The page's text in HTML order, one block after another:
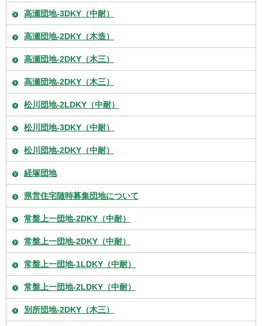
高瀬団地-3DKY（中耐）
高瀬団地-2DKY（木造）
高瀬団地-2DKY（木三）
高瀬団地-2DKY（木三）
松川団地-2LDKY（中耐）
松川団地-3DKY（中耐）
松川団地-2DKY（中耐）
経塚団地
県営住宅随時募集団地について
常盤上一団地-2DKY（中耐）
常盤上一団地-2DKY（中耐）
常盤上一団地-1LDKY（中耐）
常盤上一団地-2LDKY（中耐）
別所団地-2DKY（木三）